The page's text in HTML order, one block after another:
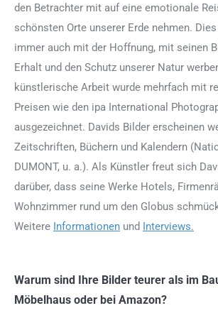
den Betrachter mit auf eine emotionale
schönsten Orte unserer Erde nehmen.
immer auch mit der Hoffnung, mit seinen
Erhalt und den Schutz unserer Natur
künstlerische Arbeit wurde mehrfach mit
Preisen wie den ipa International
ausgezeichnet. Davids Bilder erscheinen
Zeitschriften, Büchern und Kalendern
DUMONT, u. a.). Als Künstler freut sich
darüber, dass seine Werke Hotels,
Wohnzimmer rund um den Globus
Weitere Informationen und Interviews.
Warum sind Ihre Bilder teurer als im
Möbelhaus oder bei Amazon?